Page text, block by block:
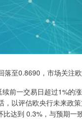
落至0.8690，市场关注
前一交易日超过1%的
以评估欧央行未来政
达到 0.3%，与预期一